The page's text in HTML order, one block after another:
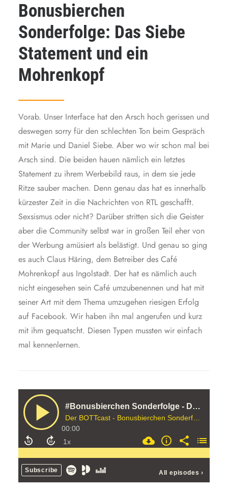
Bonusbierchen
Sonderfolge: Das Siebe
Statement und ein
Mohrenkopf
Vorab. Unser Interface hat den Arsch hoch gerissen und
deswegen sorry für den schlechten Ton beim Gespräch
mit Marie und Daniel Siebe. Aber wo wir schon mal bei
Arsch sind. Die beiden hauen nämlich ein letztes
Statement zu ihrem Werbebild raus, in dem sie jede
Ritze sauber machen. Denn genau das hat es innerhalb
kürzester Zeit in die Nachrichten von RTL geschafft.
Sexsismus oder nicht? Darüber stritten sich die Geister
aber die Community selbst war in großen Teil eher von
der Werbung amüsiert als belästigt. Und genau so ging
es auch Claus Häring, dem Betreiber des Café
Mohrenkopf aus Ingolstadt. Der hat es nämlich auch
nicht eingesehen sein Café umzubenennen und hat mit
seiner Art mit dem Thema umzugehen riesigen Erfolg
auf Facebook. Wir haben ihn mal angerufen und kurz
mit ihm gequatscht. Diesen Typen mussten wir einfach
mal kennenlernen.